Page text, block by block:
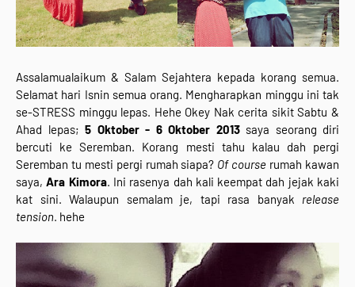
Assalamualaikum & Salam Sejahtera kepada korang semua.
Selamat hari Isnin semua orang. Mengharapkan minggu ini tak
se-STRESS minggu lepas. Hehe Okey Nak cerita sikit Sabtu &
Ahad lepas; 5 Oktober - 6 Oktober 2013saya seorang diri
bercuti ke Seremban. Korang mesti tahu kalau dah pergi
Seremban tu mesti pergi rumah siapa? Of course rumah kawan
saya,Ara Kimora. Ini rasenya dah kali keempat dah jejak kaki
kat sini. Walaupun semalam je, tapi rasa banyak release
tension. hehe